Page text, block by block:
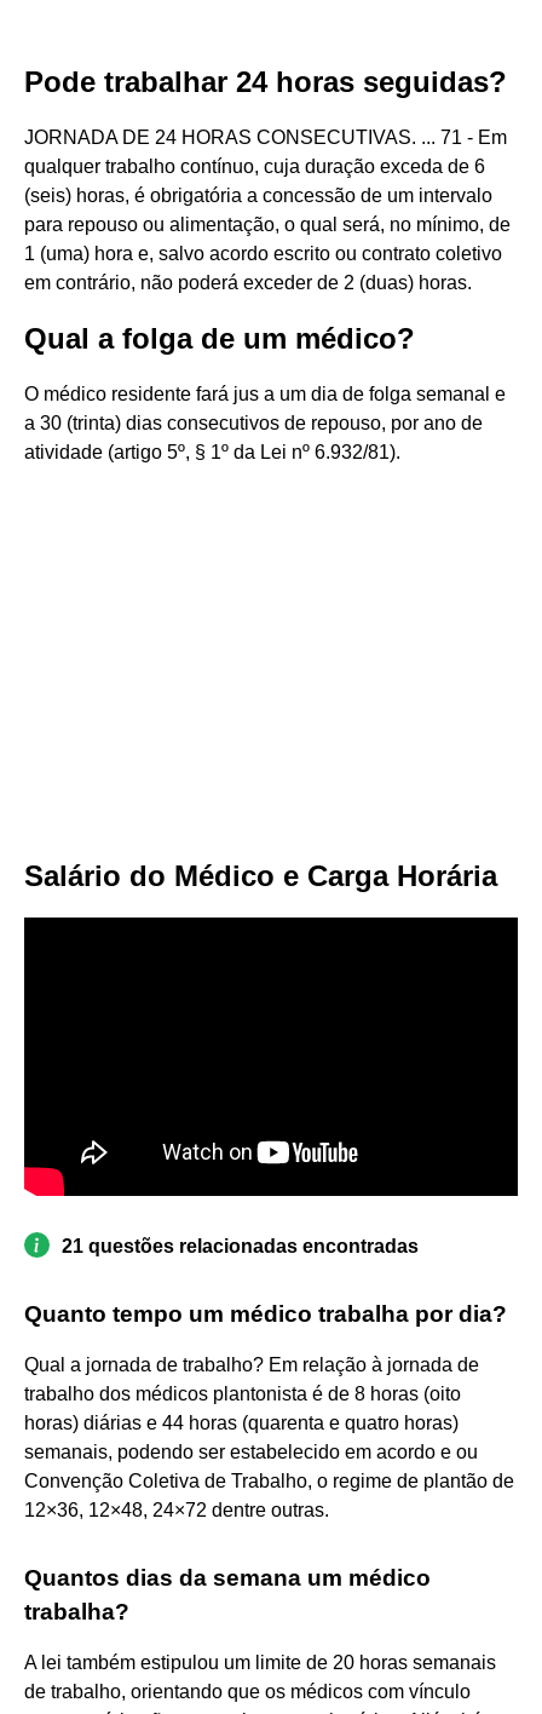
Pode trabalhar 24 horas seguidas?
JORNADA DE 24 HORAS CONSECUTIVAS. ... 71 - Em
qualquer trabalho contínuo, cuja duração exceda de 6
(seis) horas, é obrigatória a concessão de um intervalo
para repouso ou alimentação, o qual será, no mínimo, de
1 (uma) hora e, salvo acordo escrito ou contrato coletivo
em contrário, não poderá exceder de 2 (duas) horas.
Qual a folga de um médico?
O médico residente fará jus a um dia de folga semanal e
a 30 (trinta) dias consecutivos de repouso, por ano de
atividade (artigo 5º, § 1º da Lei nº 6.932/81).
Salário do Médico e Carga Horária
21 questões relacionadas encontradas
Quanto tempo um médico trabalha por dia?
Qual a jornada de trabalho? Em relação à jornada de
trabalho dos médicos plantonista é de 8 horas (oito
horas) diárias e 44 horas (quarenta e quatro horas)
semanais, podendo ser estabelecido em acordo e ou
Convenção Coletiva de Trabalho, o regime de plantão de
12×36, 12×48, 24×72 dentre outras.
Quantos dias da semana um médico
trabalha?
A lei também estipulou um limite de 20 horas semanais
de trabalho, orientando que os médicos com vínculo